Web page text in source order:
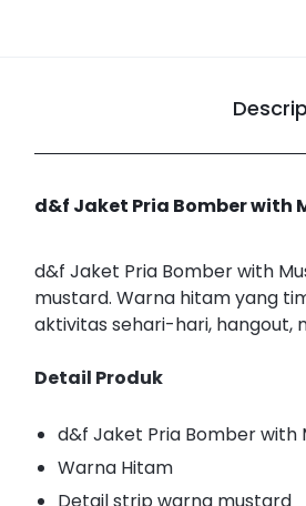
d&f Jaket Pria Bomber with
d&f Jaket Pria Bomber with
mustard. Warna hitam yang
aktivitas sehari-hari, hangout,
Detail Produk
d&f Jaket Pria Bomber with
Warna Hitam